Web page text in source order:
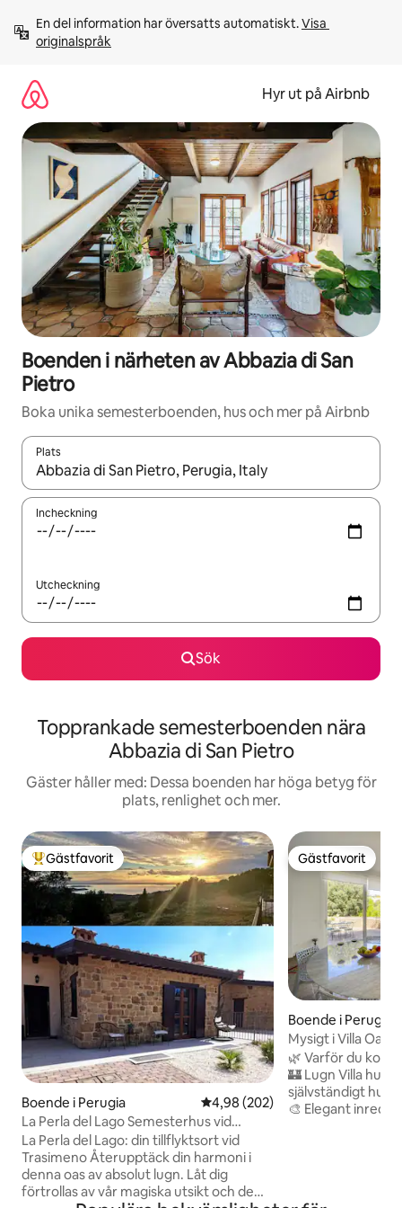
innehåll
En del information har översatts automatiskt. Visa
originalspråk
Hyr ut på Airbnb
Boenden i närheten av Abbazia di San
Pietro
Boka unika semesterboenden, hus och mer på Airbnb
Plats
När resultaten är tillgängliga kan du navigera med upp- och
Incheckning
Utcheckning
Sök
Topprankade semesterboenden nära
Abbazia di San Pietro
Gäster håller med: Dessa boenden har höga betyg för
plats, renlighet och mer.
Populär gästfavorit
Gästfavorit
Boende i Perugia 4,98 av 5 i genomsnittligt
4,98 (202)
La Perla del Lago Semesterhus vid
Trasimenosjön
La Perla del Lago: din tillflyktsort vid
Trasimeno ​Återupptäck din harmoni i
denna oas av absolut lugn. Låt dig
förtrollas av vår magiska utsikt och de
Gästfavorit
Gästfavorit
Boende i Perugia
Mysigt i Villa
parkering i
🌿 Varför du
🏰 Lugn Villa hus,
självständigt hus
🎨 Elegant